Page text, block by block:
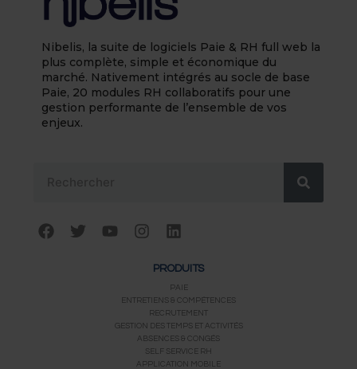
Nibelis, la suite de logiciels Paie & RH full web la
plus complète, simple et économique du
marché. Nativement intégrés au socle de base
Paie, 20 modules RH collaboratifs pour une
gestion performante de l’ensemble de vos
enjeux.
F
a
T
w
Y
o
e
I
n
g
r
a
m
L
i
k
e
d
i
n
PRODUITS
PAIE
ENTRETIENS & COMPÉTENCES
RECRUTEMENT
GESTION DES TEMPS ET ACTIVITÉS
ABSENCES & CONGÉS
SELF SERVICE RH
APPLICATION MOBILE